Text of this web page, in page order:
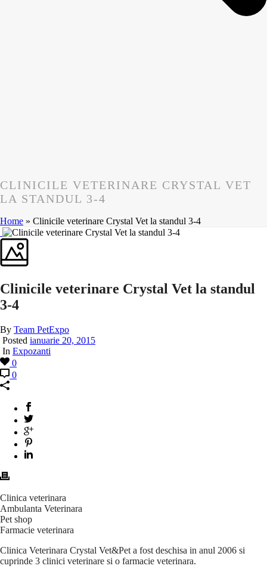
CLINICILE VETERINARE CRYSTAL VET
LA STANDUL 3-4
Home » Clinicile veterinare Crystal Vet la standul 3-4
Clinicile veterinare Crystal Vet la standul
3-4
By Team PetExpo
Posted ianuarie 20, 2015
In Expozanti
0
0
Clinica veterinara
Ambulanta Veterinara
Pet shop
Farmacie veterinara
Clinica Veterinara Crystal Vet&Pet a fost deschisa in anul 2006 si
cuprinde 3 clinici veterinare si o farmacie veterinara.